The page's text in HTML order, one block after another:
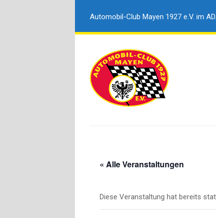
Automobil-Club Mayen 1927 e.V. im
« Alle Veranstaltungen
Diese Veranstaltung hat bereits